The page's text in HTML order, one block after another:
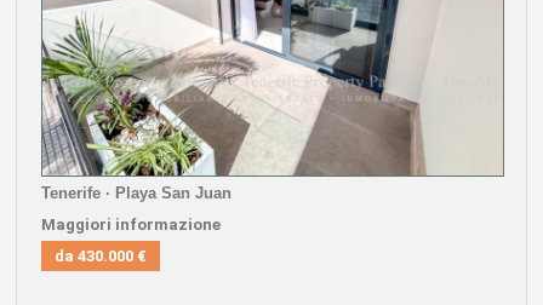
Tenerife · Playa San Juan
Maggiori informazione
da 430.000 €